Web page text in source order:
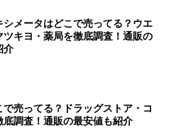
シメータはどこで売ってる？ウエ
ツキヨ・薬局を徹底調査！通販の
介
で売ってる？ドラッグストア・コ
底調査！通販の最安値も紹介